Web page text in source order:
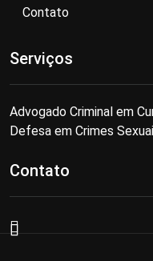
Contato
Serviços
Advogado Criminal em
Defesa em Crimes
Contato